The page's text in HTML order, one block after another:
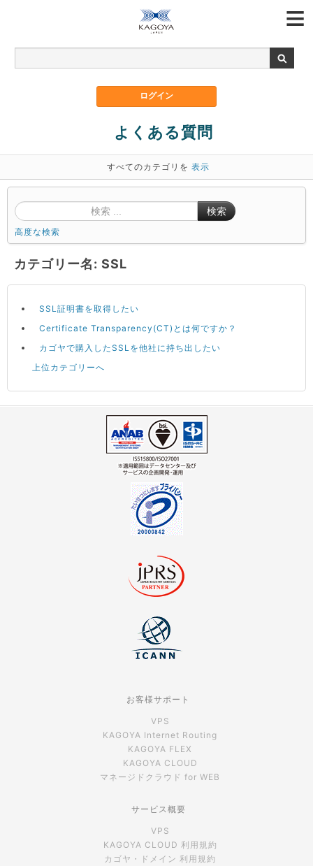
よくある質問
すべてのカテゴリを 表示
検索
高度な検索
カテゴリー名: SSL
SSL証明書を取得したい
Certificate Transparency(CT)とは何ですか？
カゴヤで購入したSSLを他社に持ち出したい
上位カテゴリーへ
お客様サポート
VPS
KAGOYA Internet Routing
KAGOYA FLEX
KAGOYA CLOUD
マネージドクラウド for WEB
サービス概要
VPS
KAGOYA CLOUD 利用規約
カゴヤ・ドメイン 利用規約